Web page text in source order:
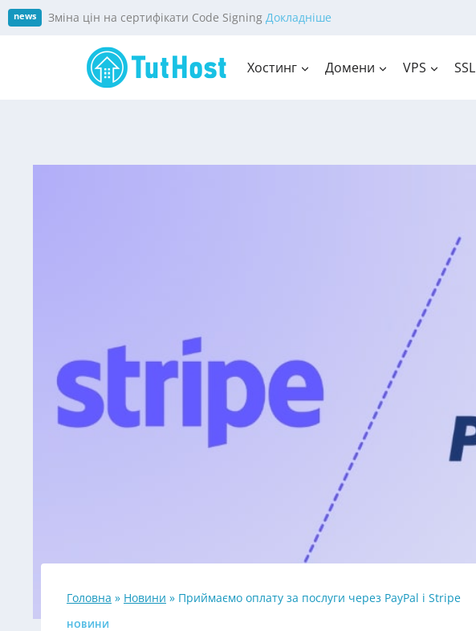
Skip
to
news Зміна цін на сертифікати Code Signing Докладніше
Хостинг Домени VPS SSL
Головна » Новини » Приймаємо оплату за послуги через PayPal і Stripe
НОВИНИ